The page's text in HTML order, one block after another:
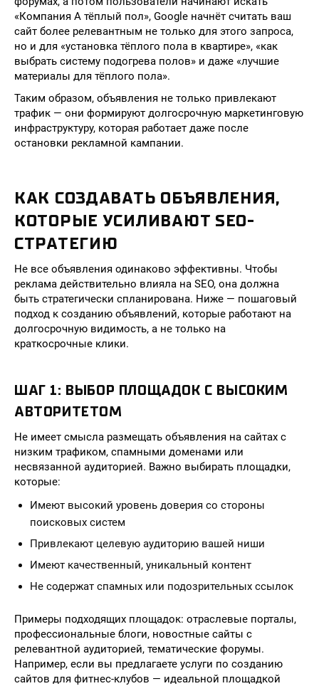
«Компания А тёплый пол», Google начнёт считать ваш
сайт более релевантным не только для этого запроса,
но и для «установка тёплого пола в квартире», «как
выбрать систему подогрева полов» и даже «лучшие
материалы для тёплого пола».
Таким образом, объявления не только привлекают
трафик — они формируют долгосрочную маркетинговую
инфраструктуру, которая работает даже после
остановки рекламной кампании.
КАК СОЗДАВАТЬ ОБЪЯВЛЕНИЯ,
КОТОРЫЕ УСИЛИВАЮТ SEO-
СТРАТЕГИЮ
Не все объявления одинаково эффективны. Чтобы
реклама действительно влияла на SEO, она должна
быть стратегически спланирована. Ниже — пошаговый
подход к созданию объявлений, которые работают на
долгосрочную видимость, а не только на
краткосрочные клики.
ШАГ 1: ВЫБОР ПЛОЩАДОК С ВЫСОКИМ
АВТОРИТЕТОМ
Не имеет смысла размещать объявления на сайтах с
низким трафиком, спамными доменами или
несвязанной аудиторией. Важно выбирать площадки,
которые:
Имеют высокий уровень доверия со стороны
поисковых систем
Привлекают целевую аудиторию вашей ниши
Имеют качественный, уникальный контент
Не содержат спамных или подозрительных ссылок
Примеры подходящих площадок: отраслевые порталы,
профессиональные блоги, новостные сайты с
релевантной аудиторией, тематические форумы.
Например, если вы предлагаете услуги по созданию
сайтов для фитнес-клубов — идеальной площадкой